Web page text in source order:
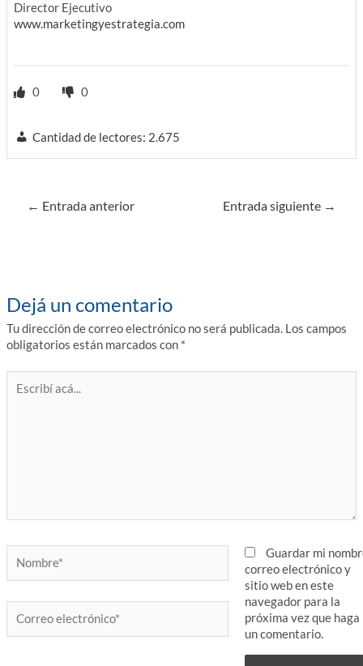
Director Ejecutivo
www.marketingyestrategia.com
0 0
Cantidad de lectores: 2.675
Navegación
← Entrada anterior Entrada siguiente →
Dejá un comentario
Tu dirección de correo electrónico no será publicada. Los campos
obligatorios están marcados con *
acá...
electrónico*
Guardar mi
correo electrónico y
sitio web en este
navegador para la
próxima vez que haga
un comentario.